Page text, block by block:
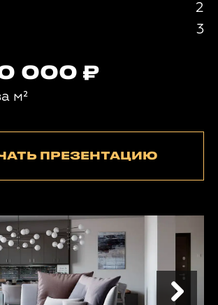
2
3
000
м²
ПРЕЗЕНТАЦИЮ